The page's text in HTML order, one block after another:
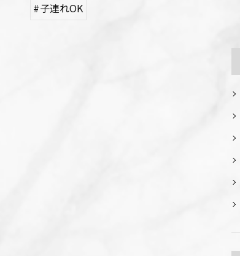
#子連れOK